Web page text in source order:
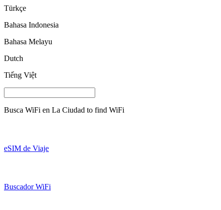
Türkçe
Bahasa Indonesia
Bahasa Melayu
Dutch
Tiếng Việt
Busca WiFi en La Ciudad to find WiFi
eSIM de Viaje
Buscador WiFi